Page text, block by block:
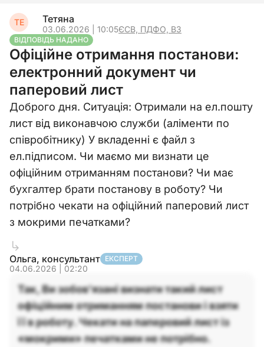
ТЕ Тетяна
03.06.2026 | 10:05ЄСВ, ПДФО, ВЗ
ВІДПОВІДЬ НАДАНО
Офіційне отримання постанови:
електронний документ чи
паперовий лист
Доброго дня. Ситуація: Отримали на ел.пошту
лист від виконавчою служби (аліменти по
співробітнику) У вкладенні є файл з
ел.підписом. Чи маємо ми визнати це
офіційним отриманням постанови? Чи має
бухгалтер брати постанову в роботу? Чи
потрібно чекати на офіційний паперовий лист
з мокрими печатками?
Ольга, консультант ЕКСПЕРТ
04.06.2026 | 02:20
Так, Ви зобов'язані визнати такий лист
офіційним отриманням постанови і взяти
її в роботу. Чекати на паперовий лист із
«мокрими» печатками не потрібно.